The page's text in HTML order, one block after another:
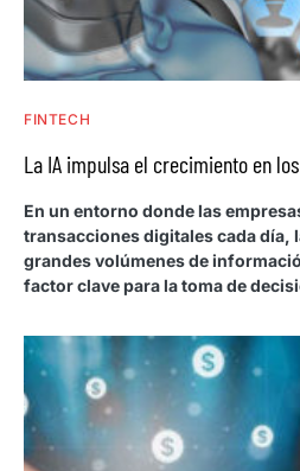
FINTECH
La IA impulsa el crecimiento en
En un entorno donde las
transacciones digitales cada día,
grandes volúmenes de
factor clave para la toma de